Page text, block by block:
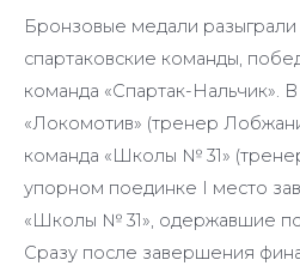
Бронзовые медали
спартаковские команды,
команда «Спартак-Нальчик».
«Локомотив» (тренер
команда «Школы № 31»
упорном поединке I место
«Школы № 31», одержавшие
Сразу после завершения